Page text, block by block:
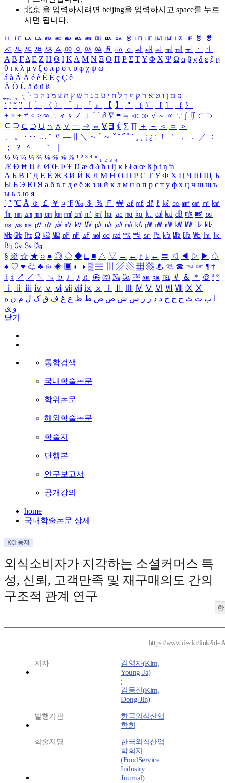
北京 을 입력하시려면 beijing을 입력하시고 space를 누르
시면 됩니다.
ㅥ ㅦ ㅧ ㅨ ㅩ ㅪ ㅫ ㅬ ㅭ ㅮ ㅯ ㅰ ㅱ ㅲ ㅳ ㅴ ㅵ ㅶ ㅷ ㅸ
ㅹ
ㅺ ㅻ ㅼ ㅽ ㅾ ㅿ ㆀ ㆁ ㆂ ㆃ ㆄ ㆅ ㆆ ㆇ ㆈ ㆉ ㆊ ㆋ ㆌ ㆍ
ㆎ
Α Β ΓΔ Ε Ζ Η Θ Ι ΚΛ Μ Ν Ξ Ο Π Ρ Σ ΤΥ Φ Χ Ψ Ω α β γ δ ε ζ η
θ ι κ λ μ ν ξ ο π ρ σ τ υ φ χ ψ ω
á à Á À é è É È ç Ç ê
Ä Ö Ü ä ö ü ß
ִֶֹ ֻּ ׁׂ פ ם ן ו ט א ר ק ף ך ל ח י ע כ ג ד ש ץ ת צ מ נ ה ב
‘ ’ “ ” 〔 〕 〈 〉 「 」 『 』 【 】 ＂ （ ） ［ ］ ｛ ｝
± × ÷ ≠ ≤ ≥ ∞ ∴ ♂ ♀ ∠ ⊥ ⌒ ∂ ∇ ≡ ≒ ≪ ≫ √ ∽ ∝ ∵ ∫ ∬ ∈ ∋
⊆ ⊇ ⊂ ⊃ ∪ ∩ ∧ ∨ ￢ ⇒ ⇔ ∀ ∃ ∮ ∑ ∏ ＋ － ＜ ＝
＞
、
。 · ‥ … ¨ 〃 ― ＼ ∼ ´ ～ ˇ ˘ ˝ ˚ ˙ ¸ ¡ ¿ ː ！ ＇ ， ． ／
：
；
？ ＾ ｀
½ ⅓ ⅔ ¼ ¾ ⅛ ⅜ ⅝ ⅞ ¹ ² ³ ⁴ ⁿ ₁ ₂ ₃ ₄
Æ Ð Ħ Ĳ Ł Ø Œ Þ Ŧ Ŋ æ đ ð ħ ı ĳ ĸ ŀ ł ø œ ß þ ŧ ŋ ŉ
А Б В Г Д Е Ё Ж З И Й К Л М Н О П Р С Т У Ф Х Ц Ч Ш Щ Ъ
Ы Ь Э Ю Я а б в г д е ё ж з и й к л м н о п р с т у ф х ц ч ш щ ъ
ы ь э ю я
′ ″ ℃ Å ￠ ￡ ￥ ¤ ℉ ‰ ＄ ％ Ｆ ￦ ㎕ ㎖ ㎗ ℓ ㎘ ㏄ ㎣ ㎤ ㎥ ㎦
㎙ ㎚ ㎛ ㎜ ㎝ ㎞ ㎟ ㎠ ㎡ ㎢ ㏊ ㎍ ㎎ ㎏ ㏏ ㎈ ㎉ ㏈ ㎧ ㎨ ㎰
㎱ ㎲ ㎳ ㎴ ㎵ ㎶ ㎷ ㎸ ㎹ ㎀ ㎁ ㎂ ㎃ ㎄ ㎺ ㎻ ㎽ ㎾ ㎿ ㎐ ㎑
㎒ ㎓ ㎔ Ω ㏀ ㏁ ㎊ ㎋ ㎌ ㏖ ㏅ ㎭ ㎮ ㎯ ㏛ ㎩ ㎪ ㎫ ㎬ ㏝ ㏐
㏓
㏃ ㏉ ㏜ ㏆
§ ※ ☆ ★ ○ ● ◎ ◇ ◆ □ ■ △ ▽ → ← ↑ ↓ ↔ 〓 ◁ ◀ ▷ ▶ ♤
♠ ♡ ♥ ♧ ♣ ⊙ ◈ ▣ ◐ ◑ ▒ ▤ ▨ ▧ ▦ ▩ ♨ ☏ ☎ ☜ ☞ ¶ †
‡ ↕ ↗ ↙ ↖ ↘ ♭ ♩ ♪ ♬ ㉿ ㈜ № ㏇ ™ ㏂ ㏘ ℡ ＃ ＆ ＊ ＠ ª º
ⅰ
ⅱ ⅲ ⅳ ⅴ ⅵ ⅶ ⅷ ⅸ ⅹ Ⅳ Ⅴ Ⅵ Ⅶ Ⅷ Ⅸ Ⅹ
ب ت ث ج ح خ د ذ ر ز س ش ص ض ط ظ ع غ ف ق ک ل م ن ه
و ی
닫기
통합검색
국내학술논문
학위논문
해외학술논문
학술지
단행본
연구보고서
공개강의
home
국내학술논문 상세
외식소비자가 지각하는 소셜커머스 특
성, 신뢰, 고객만족 및 재구매의도 간의
구조적 관계 연구
https://www.riss.kr/
저자
김영자(Kim,
Young-Ja)
;
김동진(Kim,
Dong-Jin)
발행기관
한국외식산업
학회
학술지명
한국외식산업
학회지
(FoodService
Industry
Journal)